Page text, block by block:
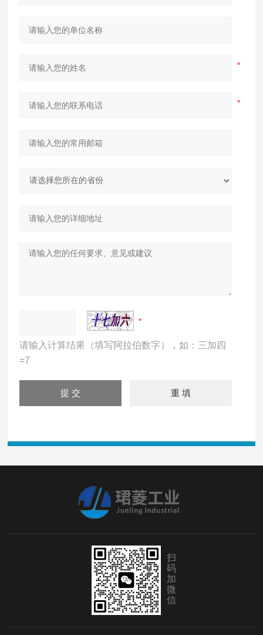
请输入计算结果（填写阿拉伯数字），如：三加四
=7
扫
码
加
微
信